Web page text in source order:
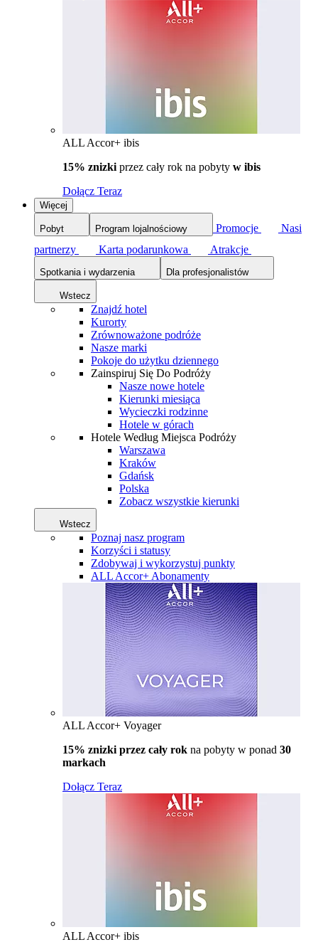
ALL Accor+ ibis
15% znizki przez cały rok na pobyty w ibis
Dołącz Teraz
Więcej
Pobyt Program lojalnościowy Promocje
Nasi
partnerzy
Karta podarunkowa Atrakcje
Spotkania i wydarzenia Dla profesjonalistów
Wstecz
Znajdź hotel
Kurorty
Zrównoważone podróże
Nasze marki
Pokoje do użytku dziennego
Zainspiruj Się Do Podróży
Nasze nowe hotele
Kierunki miesiąca
Wycieczki rodzinne
Hotele w górach
Hotele Według Miejsca Podróży
Warszawa
Kraków
Gdańsk
Polska
Zobacz wszystkie kierunki
Wstecz
Poznaj nasz program
Korzyści i statusy
Zdobywaj i wykorzystuj punkty
ALL Accor+ Abonamenty
ALL Accor+ Voyager
15% znizki przez cały rok na pobyty w ponad 30
markach
Dołącz Teraz
ALL Accor+ ibis